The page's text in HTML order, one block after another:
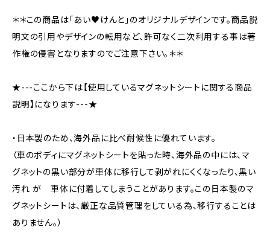
＊＊この商品は「あい♥けんと」のオリジナルデザインです。商品説
明文の引用やデザインの転用など、許可なく二次利用する事は著
作権の侵害となりますのでご注意下さい。＊＊
★---ここから下は【使用しているマグネットシートに関する商品
説明】になります---★
・日本製のため、海外品に比べ耐候性に優れています。
（車のボディにマグネットシートを貼った時、海外品の中には、マ
グネットの黒い部分が車体に移行して剥がれにくくなったり、黒い
汚れ が 車体に付着してしまうことがあります。この日本製のマ
グネットシートは、厳正な品質管理をしている為、移行することは
ありません。）